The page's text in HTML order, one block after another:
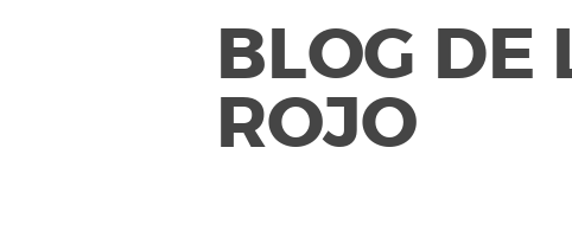
BLOG DE
ROJO